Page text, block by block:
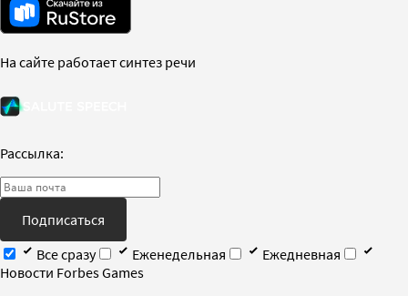
На сайте работает синтез речи
Рассылка:
Подписаться
Все сразу
Еженедельная
Ежедневная
Новости Forbes Games